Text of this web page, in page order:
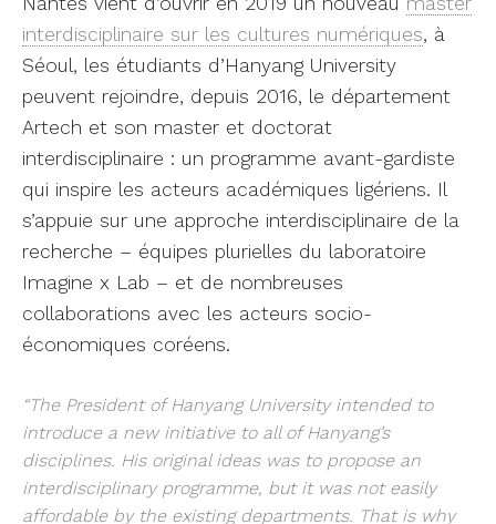
Imagine x Lab – et de nombreuses
collaborations avec les acteurs socio-
économiques coréens.
introduce a new initiative to all of Hanyang’s
disciplines. His original ideas was to propose an
interdisciplinary programme, but it was not easily
affordable by the existing departments. That is why
the new department – Department of Arts &
Technology, was established in order to provide a
campus-wide interdisciplinary programme. Prof. Ryu
multidisciplinary perspectives on the three types of
epistemic sides of human-worlds : Design (making
something), Cognition (reasoning something) and
Aesthetics (beautifying something).” Pr. Hokyoung
Blake Ryu, Head of Artech Department